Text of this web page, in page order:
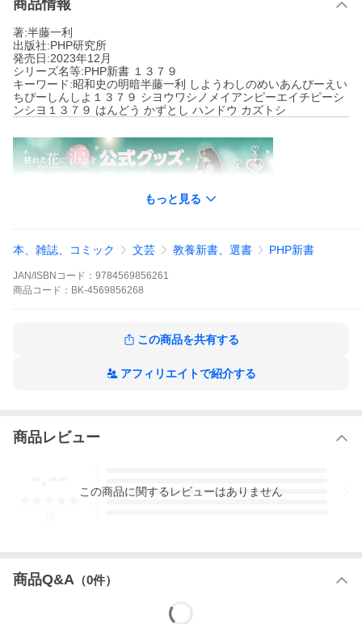
商品情報
著:半藤一利
出版社:PHP研究所
発売日:2023年12月
シリーズ名等:PHP新書 １３７９
キーワード:昭和史の明暗半藤一利 しようわしのめいあんぴーえい
ちぴーしんしよ１３７９ シヨウワシノメイアンピーエイチピーシ
ンシヨ１３７９ はんどう かずとし ハンドウ カズトシ
PHP新書 １３７９
それぞれの人生と同じように、歴史にも、光と影がある―。組織
の光と影とは。
もっと見る
本、雑誌、コミック 文芸 教養新書、選書 PHP新書
JAN/ISBNコード： 9784569856261
商品 コード： BK-4569856268
この商品を共有する
アフィリエイトで紹介する
商品レビュー
3
この商品に関するレビューはありません
商品Q&A （0件）